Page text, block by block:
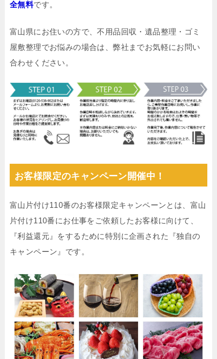
全無料です。
富山県にお住いの方で、不用品回収・遺品整理・ゴミ
屋敷整理でお悩みの場合は、弊社までお気軽にお問い
合わせください。
お客様限定のキャンペーン開催中！
富山片付け110番のお客様限定キャンペーンとは、富山
片付け110番にお仕事をご依頼したお客様に向けて、
『利益還元』をするために特別に企画された『独自の
キャンペーン』です。